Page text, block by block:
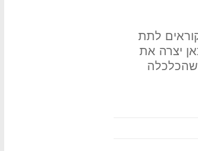
לתת
יצרה את
שהכלכלה